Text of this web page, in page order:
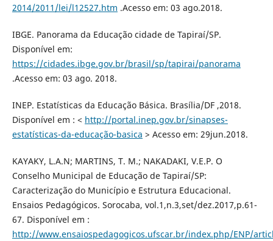
2014/2011/lei/l12527.htm .Acesso em: 03 ago.2018.
IBGE. Panorama da Educação cidade de Tapiraí/SP.
Disponível em:
https://cidades.ibge.gov.br/brasil/sp/tapirai/panorama
.Acesso em: 03 ago. 2018.
INEP. Estatísticas da Educação Básica. Brasília/DF ,2018.
Disponível em : < http://portal.inep.gov.br/sinapses-
estatísticas-da-educação-basica > Acesso em: 29jun.2018.
KAYAKY, L.A.N; MARTINS, T. M.; NAKADAKI, V.E.P. O
Conselho Municipal de Educação de Tapiraí/SP:
Caracterização do Município e Estrutura Educacional.
Ensaios Pedagógicos. Sorocaba, vol.1,n.3,set/dez.2017,p.61-
67. Disponível em :
http://www.ensaiospedagogicos.ufscar.br/index.php/ENP/